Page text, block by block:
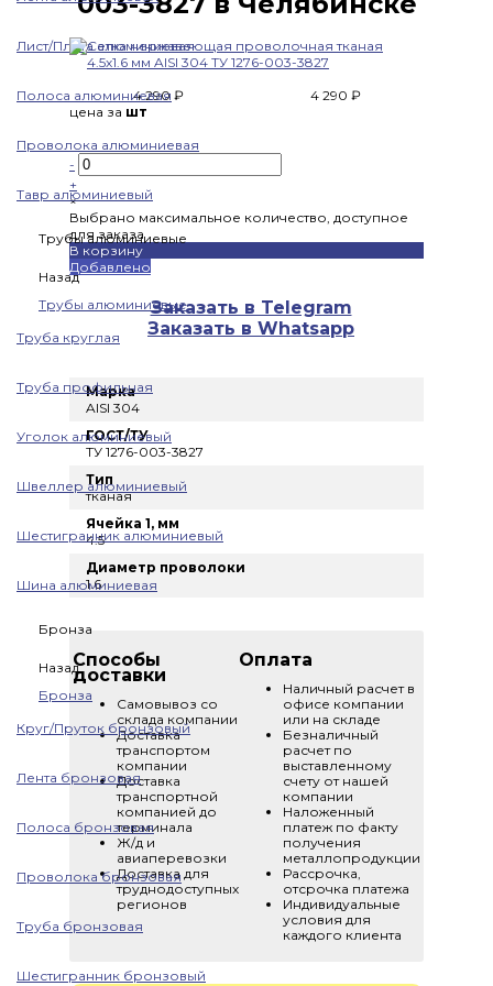
Лист/Плита алюминиевая
Полоса алюминиевая
Проволока алюминиевая
Тавр алюминиевый
Трубы алюминиевые
Назад
Трубы алюминиевые
Труба круглая
Труба профильная
Уголок алюминиевый
Швеллер алюминиевый
Шестигранник алюминиевый
Шина алюминиевая
Бронза
Назад
Бронза
Круг/Пруток бронзовый
Лента бронзовая
Полоса бронзовая
Проволока бронзовая
Труба бронзовая
Шестигранник бронзовый
4 290 ₽
4 290 ₽
цена за шт
-
+
×
Выбрано максимальное количество, доступное
для заказа
В корзину
Добавлено
Заказать в Telegram
Заказать в Whatsapp
Марка
AISI 304
ГОСТ/ТУ
ТУ 1276-003-3827
Тип
тканая
Ячейка 1, мм
4.5
Диаметр проволоки
1.6
Способы
доставки
Самовывоз со
склада компании
Доставка
транспортом
компании
Доставка
транспортной
компанией до
терминала
Ж/д и
авиаперевозки
Доставка для
труднодоступных
регионов
Оплата
Наличный расчет в
офисе компании
или на складе
Безналичный
расчет по
выставленному
счету от нашей
компании
Наложенный
платеж по факту
получения
металлопродукции
Рассрочка,
отсрочка платежа
Индивидуальные
условия для
каждого клиента